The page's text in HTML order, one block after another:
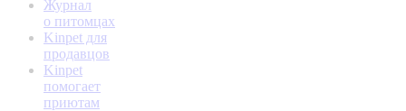
Журнал
о питомцах
Kinpet для
продавцов
Kinpet
помогает
приютам